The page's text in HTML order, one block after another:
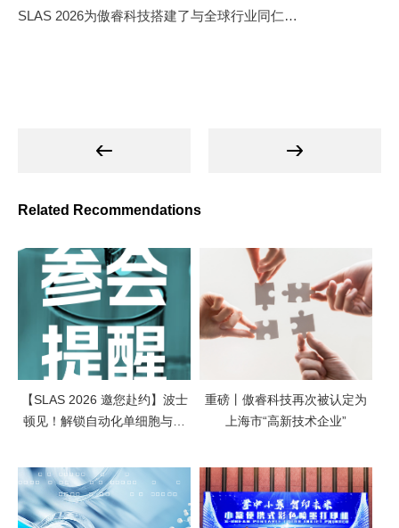
SLAS 2026为傲睿科技搭建了与全球行业同仁深度交流的优质平台，不仅是公司核心产品技术实力的一次国际展示，更是傲睿科技深化国际市场布局、推进全球合作的重要契机。通过与全球顶尖企业、科研机构的深度交流，傲睿科技进一步洞悉了国际生物医药领域的技术需求与发展趋势，为产品的持续迭代与全球化解决方案的打造积累了宝贵经验。
Related Recommendations
【SLAS 2026 邀您赴约】波士
顿见！解锁自动化单细胞与类
重磅丨傲睿科技再次被认定为
上海市“高新技术企业”